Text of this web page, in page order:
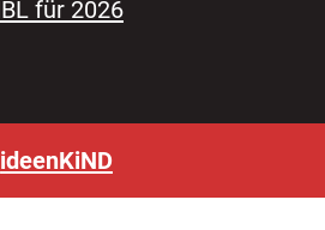
ideenKiND